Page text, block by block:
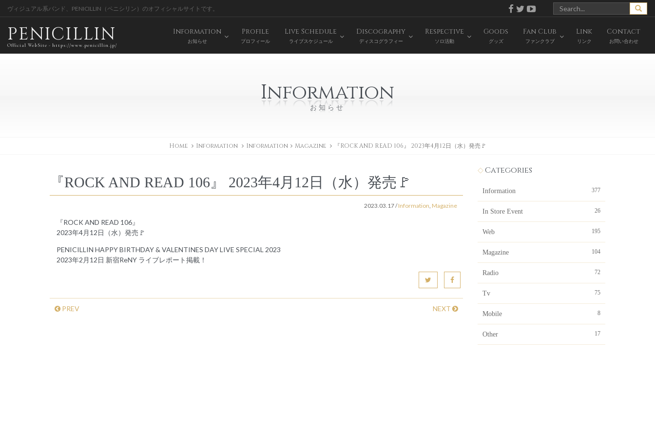
ヴィジュアル系バンド、PENICILLIN（ペニシリン）のオフィシャルサイトです。
PENICILLIN
Official WebSite - https://www.penicillin.jp/
Information
お知らせ
Profile
プロフィール
Live Schedule
ライブスケジュール
Discography
ディスコグラフィー
Respective
ソロ活動
Goods
グッズ
Fan Club
ファンクラブ
Link
リンク
Contact
お問い合わせ
Information
お知らせ
Home Information Information Magazine 『ROCK AND READ 106』 2023年4月12日（水）発売🚩
『ROCK AND READ 106』 2023年4月12日（水）発売🚩
2023.03.17/Information, Magazine
『ROCK AND READ 106』
2023年4月12日（水）発売🚩
PENICILLIN HAPPY BIRTHDAY & VALENTINES DAY LIVE SPECIAL 2023
2023年2月12日 新宿ReNY ライブレポート掲載！
PREV NEXT
Categories
Information 377
In Store Event 26
Web 195
Magazine 104
Radio 72
Tv 75
Mobile 8
Other 17